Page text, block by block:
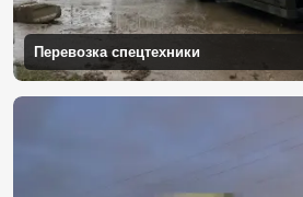
Перевозка спецтехники